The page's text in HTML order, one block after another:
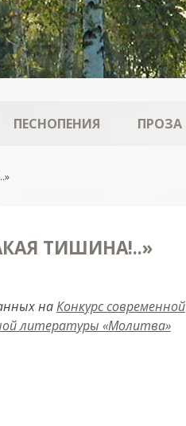
ПЕСНОПЕНИЯ ПРОЗА
ТИШИНА!..»
наКонкурс современной
литературы «Молитва»